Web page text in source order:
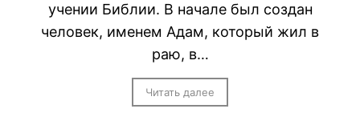
учении Библии. В начале был создан
человек, именем Адам, который жил в
раю, в…
Читать далее